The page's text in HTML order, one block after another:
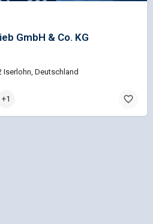
GmbH & Co. KG
Iserlohn, Deutschland
+1